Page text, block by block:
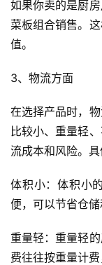
首
全
球
开
店
跨
境
科
如果你卖的是厨
菜板组合销售。
值。
3、物流方面
在选择产品时，
比较小、重量轻
流成本和风险。具
体积小：体积小
便，可以节省仓储
重量轻：重量轻
费往往按重量计费